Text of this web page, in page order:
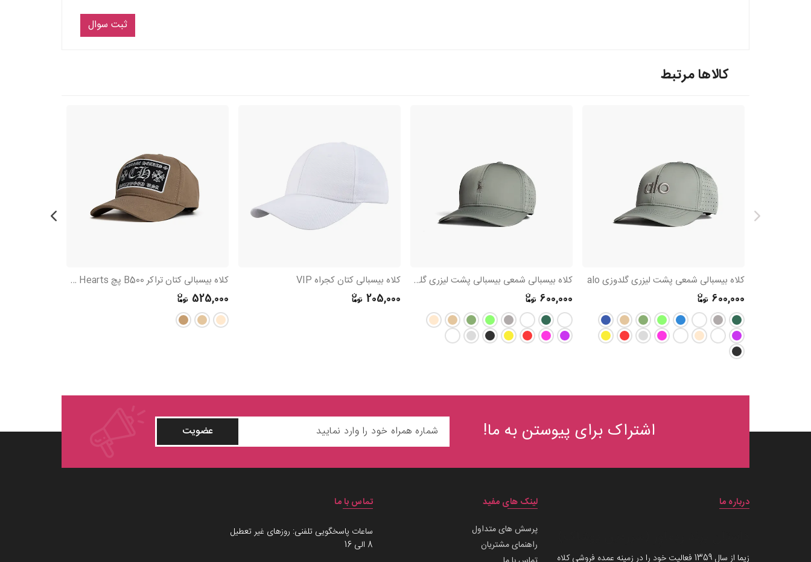
ثبت سوال
کالاها مرتبط
کلاه بیسبالی شمعی پشت لیزری گلدوزی alo
600,000
کلاه بیسبالی شمعی بیسبالی پشت لیزری گلدوزی Polo
600,000
کلاه بیسبالی کتان کجراه VIP
205,000
کلاه بیسبالی کتان تراکر B500 پچ Chrome Hearts طرح CH
525,000
اشتراک برای پیوستن به ما! عضویت
درباره ما
زیما از سال 1359 فعالیت خود را در زمینه عمده فروشی کلاه
لینک های مفید
پرسش های متداول
راهنمای مشتریان
تماس با ما
ساعات پاسخگویی تلفنی: روزهای غیر تعطیل
8 الی 16